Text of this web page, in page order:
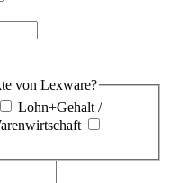
von Lexware?